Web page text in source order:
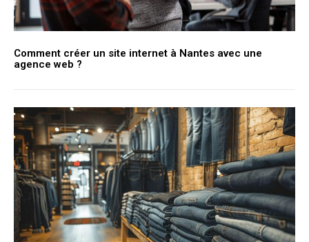
Comment créer un site internet à Nantes avec une
agence web ?